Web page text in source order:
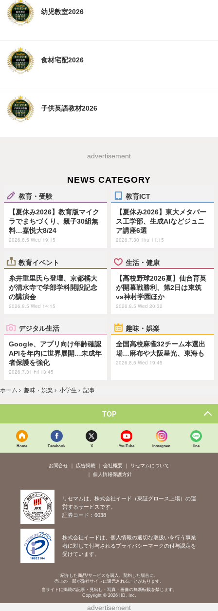
幼児教室2026
食材宅配2026
子供英語教材2026
advertisement
NEWS CATEGORY
教育・受験
【夏休み2026】教育版マイク
ラでまちづくり、親子30組無
料…嘉悦大8/24
2026.8.5 Wed 19:15
教育ICT
【夏休み2026】東大メタバー
ス工学部、生成AIなどジュニ
ア講座6選
2026.7.30 Thu 11:15
教育イベント
糸井重里氏ら登壇、京都橘大
が清水寺で学部学科開設記念
の講演会
2026.8.5 Wed 14:15
生活・健康
【高校野球2026夏】仙台育英
が開幕戦勝利、第2日は東筑
vs神村学園ほか
2026.8.5 Wed 20:32
デジタル生活
Google、アプリ向け年齢確認
APIを年内に世界展開…未成年
者保護を強化
2026.7.31 Fri 13:45
趣味・娯楽
全国高校麻雀32チーム本選出
場…麻布や大阪星光、東海も
2026.8.5 Wed 19:45
ホーム › 趣味・娯楽 › 小学生 › 記事
TOP
Home Facebook X YouTube Instagram line
お問合せ 広告掲載 会社概要
リセマムについて
個人情報保護方針
リセマムは、株式会社イード（東証グロース上場）の運
営するサービスです。
証券コード：6038
株式会社イードは、個人情報の適切な取扱いを行う事業
者に対して付与されるプライバシーマークの付与認定を
受けています。
紹介した商品/サービスを購入、契約した場合に、
売上の一部が弊社サイトに還元されることがあります。
当サイトに掲載の記事・見出し・写真・画像の無断転載を禁じます。
Copyright © 2026 IID, Inc.
advertisement